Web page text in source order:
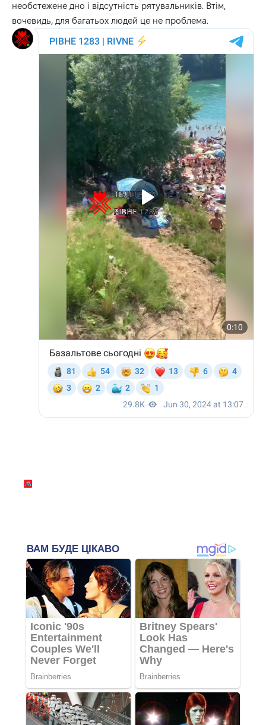
необстежене дно і відсутність рятувальників. Втім,
вочевидь, для багатьох людей це не проблема.